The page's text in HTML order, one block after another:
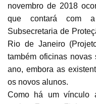
novembro de 2018
que contará com
Subsecretaria de
Rio de Janeiro
também oficinas novas
ano, embora as
os novos alunos.
Como há um vínculo